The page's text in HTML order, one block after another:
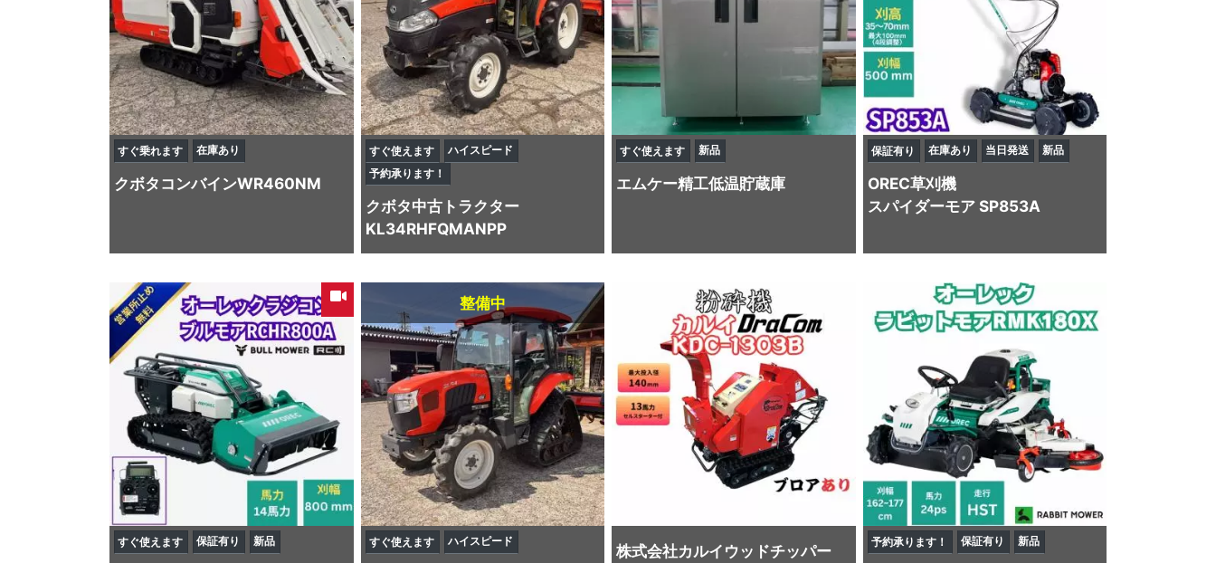
すぐ乗れます 在庫あり
クボタコンバインWR460NM
すぐ使えます
ハイスピード
予約承ります！
クボタ中古トラクター
KL34RHFQMANPP
すぐ使えます 新品
エムケー精工低温貯蔵庫
保証有り 在庫あり 当日発送 新品
OREC草刈機
スパイダーモア SP853A
すぐ使えます 保証有り 新品
整備中
すぐ使えます ハイスピード
株式会社カルイウッドチッパー
予約承ります！ 保証有り 新品